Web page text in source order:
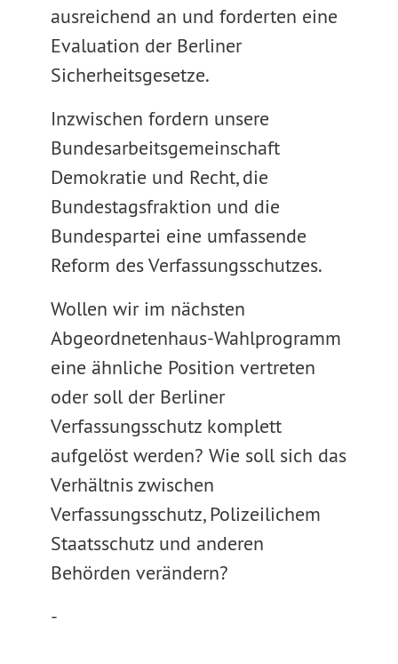
ausreichend an und forderten eine
Evaluation der Berliner
Sicherheitsgesetze.
Inzwischen fordern unsere
Bundesarbeitsgemeinschaft
Demokratie und Recht, die
Bundestagsfraktion und die
Bundespartei eine umfassende
Reform des Verfassungsschutzes.
Wollen wir im nächsten
Abgeordnetenhaus-Wahlprogramm
eine ähnliche Position vertreten
oder soll der Berliner
Verfassungsschutz komplett
aufgelöst werden? Wie soll sich das
Verhältnis zwischen
Verfassungsschutz, Polizeilichem
Staatsschutz und anderen
Behörden verändern?
-